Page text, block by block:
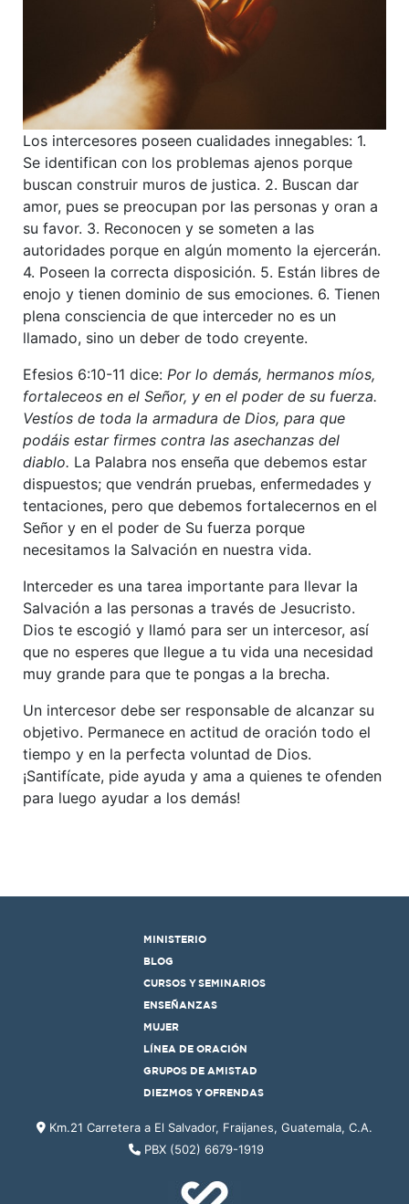
Los intercesores poseen cualidades innegables: 1.
Se identifican con los problemas ajenos porque
buscan construir muros de justica. 2. Buscan dar
amor, pues se preocupan por las personas y oran a
su favor. 3. Reconocen y se someten a las
autoridades porque en algún momento la ejercerán.
4. Poseen la correcta disposición. 5. Están libres de
enojo y tienen dominio de sus emociones. 6. Tienen
plena consciencia de que interceder no es un
llamado, sino un deber de todo creyente.
Efesios 6:10-11 dice: Por lo demás, hermanos míos,
fortaleceos en el Señor, y en el poder de su fuerza.
Vestíos de toda la armadura de Dios, para que
podáis estar firmes contra las asechanzas del
diablo. La Palabra nos enseña que debemos estar
dispuestos; que vendrán pruebas, enfermedades y
tentaciones, pero que debemos fortalecernos en el
Señor y en el poder de Su fuerza porque
necesitamos la Salvación en nuestra vida.
Interceder es una tarea importante para llevar la
Salvación a las personas a través de Jesucristo.
Dios te escogió y llamó para ser un intercesor, así
que no esperes que llegue a tu vida una necesidad
muy grande para que te pongas a la brecha.
Un intercesor debe ser responsable de alcanzar su
objetivo. Permanece en actitud de oración todo el
tiempo y en la perfecta voluntad de Dios.
¡Santifícate, pide ayuda y ama a quienes te ofenden
para luego ayudar a los demás!
MINISTERIO
BLOG
CURSOS Y SEMINARIOS
ENSEÑANZAS
MUJER
LÍNEA DE ORACIÓN
GRUPOS DE AMISTAD
DIEZMOS Y OFRENDAS
Km.21 Carretera a El Salvador, Fraijanes, Guatemala, C.A.
PBX (502) 6679-1919